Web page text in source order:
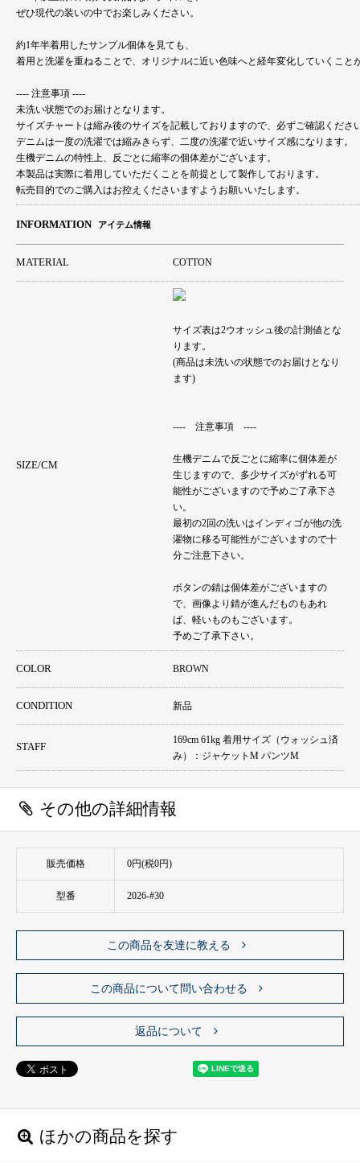
ぜひ現代の装いの中でお楽しみください。
約1年半着用したサンプル個体を見ても、
着用と洗濯を重ねることで、オリジナルに近い色味へと経年変化していくこと
---- 注意事項 ----
未洗い状態でのお届けとなります。
サイズチャートは縮み後のサイズを記載しておりますので、必ずご確認くださ
デニムは一度の洗濯では縮みきらず、二度の洗濯で近いサイズ感になります。
生機デニムの特性上、反ごとに縮率の個体差がございます。
本製品は実際に着用していただくことを前提として製作しております。
転売目的でのご購入はお控えくださいますようお願いいたします。
INFORMATION アイテム情報
MATERIAL COTTON
SIZE/CM
サイズ表は2ウオッシュ後の計測値とな
ります。
(商品は未洗いの状態でのお届けとなり
ます)
---- 注意事項 ----
生機デニムで反ごとに縮率に個体差が
生じますので、多少サイズがずれる可
能性がございますので予めご了承下さ
い。
最初の2回の洗いはインディゴが他の洗
濯物に移る可能性がございますので十
分ご注意下さい。
ボタンの錆は個体差がございますの
で、画像より錆が進んだものもあれ
ば、軽いものもございます。
予めご了承下さい。
COLOR BROWN
CONDITION 新品
STAFF
169cm 61kg 着用サイズ（ウォッシュ済
み）：ジャケットM パンツM
その他の詳細情報
販売価格 0円(税0円)
型番 2026-#30
この商品を友達に教える
この商品について問い合わせる
返品について
ほかの商品を探す